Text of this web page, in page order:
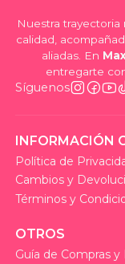
Nuestra
calidad,
aliadas. En
entregarte
Síguenos
INFORMACIÓN
Política de
Cambios y
Términos y
OTROS
Guía de Compras